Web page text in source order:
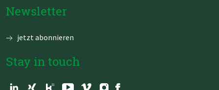
Newsletter
jetzt abonnieren
Stay in touch